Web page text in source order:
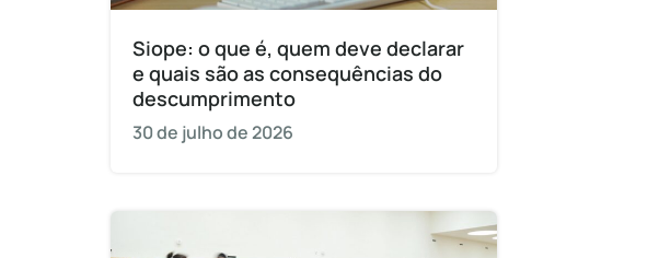
Siope: o que é, quem deve declarar
e quais são as consequências do
descumprimento
30 de julho de 2026